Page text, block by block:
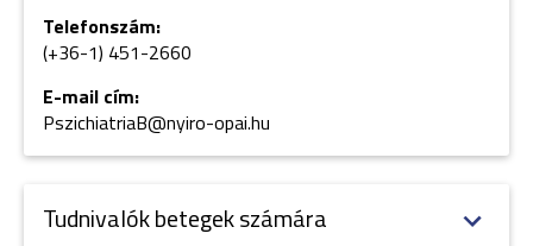
Telefonszám:
(+36-1) 451-2660
E-mail cím:
PszichiatriaB@nyiro-opai.hu
Tudnivalók betegek számára